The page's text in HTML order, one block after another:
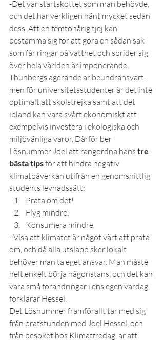
-Det var startskottet som man behövde,
och det har verkligen hänt mycket sedan
dess. Att en femtonårig tjej kan
bestämma sig för att göra en sådan sak
som får ringar på vattnet och sprider sig
över hela världen är imponerande.
Thunbergs agerande är beundransvärt,
men för universitetsstudenter är det inte
optimalt att skolstrejka samt att det
ibland kan vara svårt ekonomiskt att
exempelvis investera i ekologiska och
miljövänliga varor. Därför ber
Lösnummer Joel att rangordna hans tre
bästa tips för att hindra negativ
klimatpåverkan utifrån en genomsnittlig
students levnadssätt:
Prata om det!
Flyg mindre.
Konsumera mindre.
–Visa att klimatet är något värt att prata
om, och då alla utsläpp sker lokalt
behöver man ta eget ansvar. Man måste
helt enkelt börja någonstans, och det kan
vara små förändringar i ens egen vardag,
förklarar Hessel.
Det Lösnummer framförallt tar med sig
från pratstunden med Joel Hessel, och
från besöket hos Klimatfredag, är att